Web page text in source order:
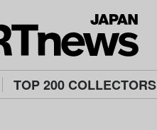
TOP 200 COLLECTORS